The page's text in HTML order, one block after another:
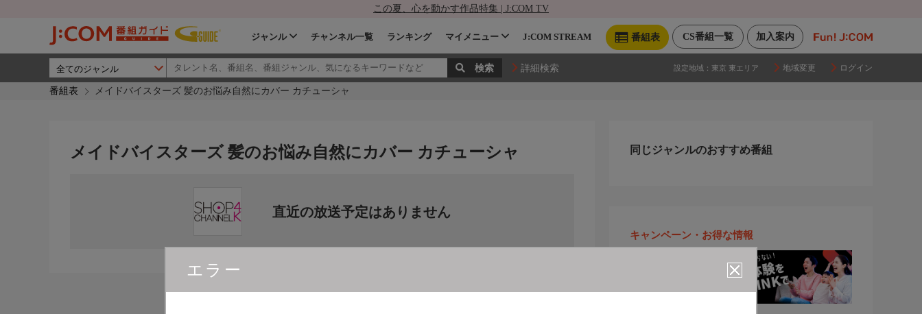
この夏、心を動かす作品特集 | J:COM TV
加入案内
CS番組一覧
番組表
ジャンル チャンネル一覧 ランキング マイメニュー J:COM STREAM
詳細検索 設定地域： 東京 東エリア 地域変更 ログイン
番組表 メイドバイスターズ 髪のお悩み自然にカバー カチューシャ
エラー
メイドバイスターズ 髪のお悩み自然にカバー カチューシャ
直近の放送予定はありません
同じジャンルのおすすめ番組
キャンペーン・お得な情報